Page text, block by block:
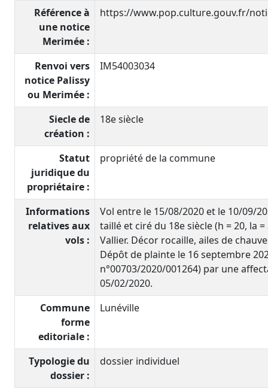
Référence à
une notice
Merimée :
https://www.pop.culture.gouv.fr/
Renvoi vers
notice Palissy
ou Merimée :
IM54003034
Siecle de
création :
18e siècle
Statut
juridique du
propriétaire :
propriété de la commune
Informations
relatives aux
vols :
Vol entre le 15/08/2020 et le 10/09/
taillé et ciré du 18e siècle (h = 20, la
Vallier. Décor rocaille, ailes de
Dépôt de plainte le 16 septembre
n°00703/2020/001264) par une
05/02/2020.
Commune
forme
editoriale :
Lunéville
Typologie du
dossier :
dossier individuel